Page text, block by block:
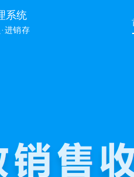
系统
进销存